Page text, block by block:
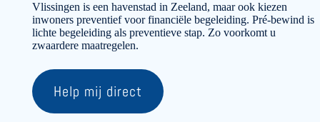
Vlissingen is een havenstad in Zeeland, maar ook kiezen
inwoners preventief voor financiële begeleiding. Pré-bewind is
lichte begeleiding als preventieve stap. Zo voorkomt u
zwaardere maatregelen.
Help mij direct